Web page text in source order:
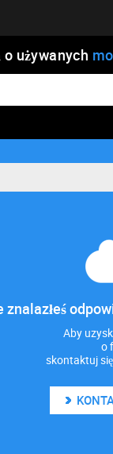
używanych
znalazłeś
Aby
o
skontaktuj